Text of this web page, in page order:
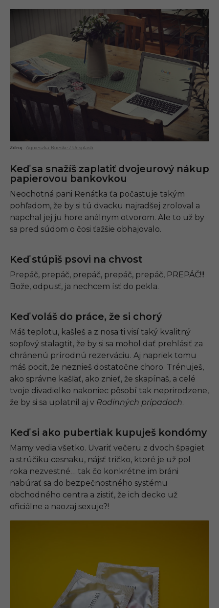
Agnieszka Boeske / Unsplash
Keď sa snažíš zaplatiť dvojeurový nákup
papierovou bankovkou
Neochotná pani Renátka ťa počastuje takým
pohľadom, že by si tú dvacku najradšej zroloval a
napchal jej ju hore análnym otvorom. Ale to už by
sa pred súdom o čosi ťažšie obhajovalo.
Keď stúpiš psovi na chvost
Prepáč, prepáč, prepáč, prepáč, prepáč, PREPÁČ!!!
Bože, odpusť, ja nechcem ísť do pekla.
Keď voláš do práce, že si chorý
Máš teplotu, kašleš a z nosa ti visí taký kvalitný
sopľový stalagtit, že by si sa mohol dať prehlásiť za
chránenú prírodnú rezerváciu. Aj napriek tomu
máš pocit, že neznieš dostatočne choro. Trénuješ,
ako správne kašľať, ako znieť, že skapínaš, a celé
tvoje divadielko nakoniec pôsobí tak neprirodzene,
že by si sa uplatnil aj v Rodinných prípadoch.
Keď si ako pubertiak kupuješ kondómy
Mamy vedia všetko. Uvariť večeru z dvoch špagiet
a strúčiku cesnaku, nájsť tričko, ktoré je už pol
roka nezvestné… tak čo konkrétne im bráni
nabúrať sa do bezpečnostného systému
obchodného centra a zistiť, že ich decko už
oficiálne a naozaj sexuje?!